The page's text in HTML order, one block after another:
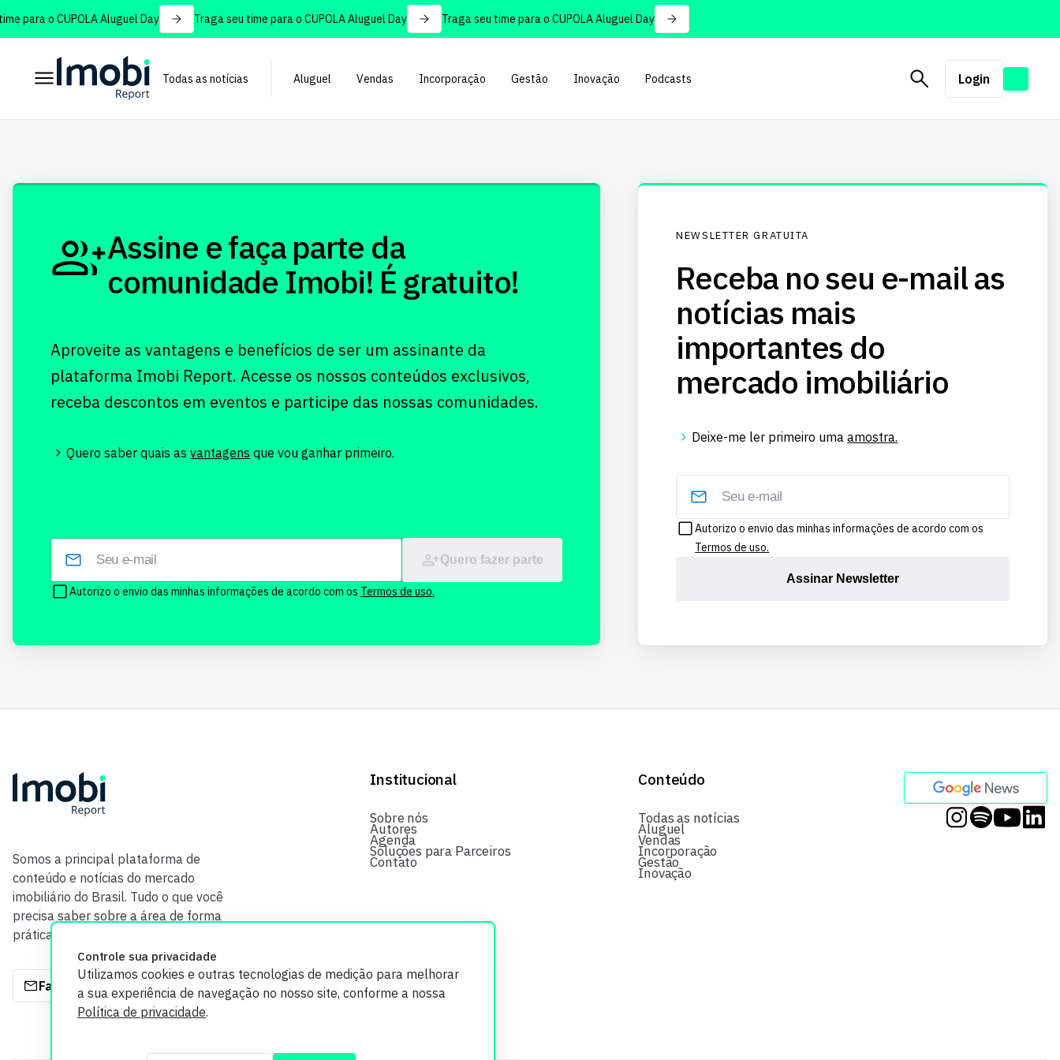
para o CUPOLA Aluguel Day Traga seu time para o CUPOLA Aluguel Day Traga seu time para o CUPOLA Aluguel Day
Todas as notícias Aluguel Vendas Incorporação Gestão Inovação Podcasts Login
Controle sua privacidade
Utilizamos cookies e outras tecnologias de medição para melhorar
a sua experiência de navegação no nosso site, conforme a nossa
Política de privacidade.
Assine e faça parte da
comunidade Imobi! É gratuito!
Aproveite as vantagens e benefícios de ser um assinante da
plataforma Imobi Report. Acesse os nossos conteúdos exclusivos,
receba descontos em eventos e participe das nossas comunidades.
Quero saber quais as vantagens que vou ganhar primeiro.
Quero fazer parte
Autorizo o envio das minhas informações de acordo com os Termos de uso.
NEWSLETTER GRATUITA
Receba no seu e-mail as
notícias mais
importantes do
mercado imobiliário
Deixe-me ler primeiro umaamostra.
Autorizo o envio das minhas informações de acordo com os
Termos de uso.
Assinar Newsletter
Somos a principal plataforma de
conteúdo e notícias do mercado
imobiliário do Brasil. Tudo o que você
precisa saber sobre a área de forma
prática e com credibilidade.
Fale com a gente
Institucional
Sobre nós
Autores
Agenda
Soluções para Parceiros
Contato
Conteúdo
Todas as notícias
Aluguel
Vendas
Incorporação
Gestão
Inovação